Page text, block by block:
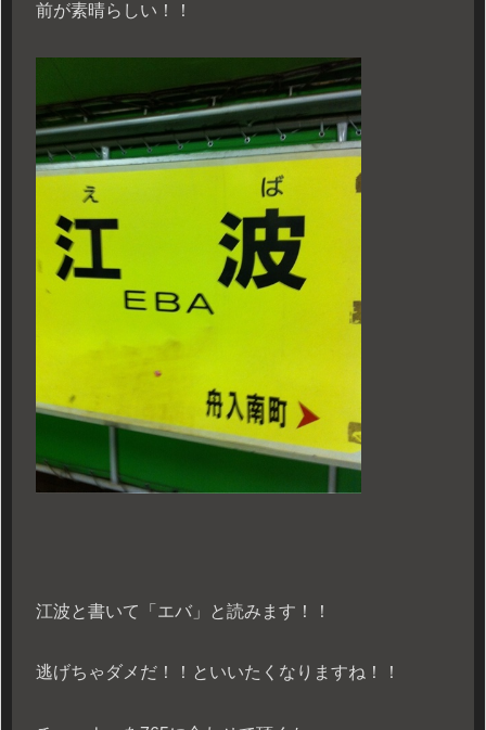
前が素晴らしい！！
江波と書いて「エバ」と読みます！！
逃げちゃダメだ！！といいたくなりますね！！